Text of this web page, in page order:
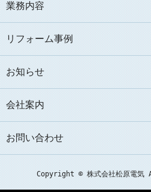
業務内容
リフォーム事例
お知らせ
会社案内
お問い合わせ
Copyright © 株式会社松原電